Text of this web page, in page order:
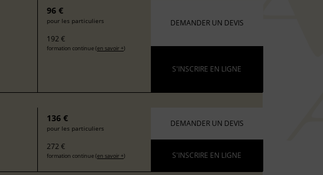
96 €
pour les particuliers
192 €
formation continue (en savoir +)
DEMANDER UN DEVIS
S'INSCRIRE EN LIGNE
136 €
pour les particuliers
272 €
formation continue (en savoir +)
DEMANDER UN DEVIS
S'INSCRIRE EN LIGNE